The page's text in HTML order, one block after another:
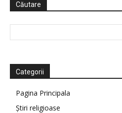
Căutare
Categorii
Pagina Principala
Știri religioase